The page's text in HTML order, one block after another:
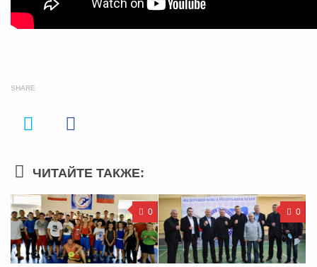
SHARE
ЧИТАЙТЕ ТАКЖЕ:
0 0